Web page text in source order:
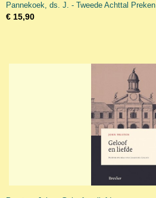
Pannekoek, ds. J. - Tweede Achttal Preken
€ 15,90